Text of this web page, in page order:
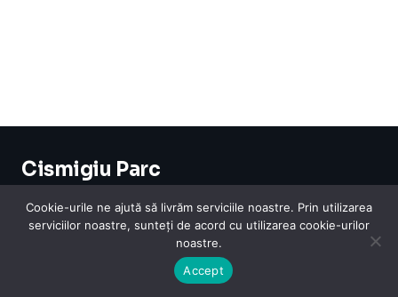
Cismigiu Parc
© 2024 CismigiuParc. All Rights Reserved.
Internet
Legislatie Medical Moda Sarbatori Telefoane Contact
Cookie-urile ne ajută să livrăm serviciile noastre. Prin utilizarea
serviciilor noastre, sunteți de acord cu utilizarea cookie-urilor
noastre.
Accept